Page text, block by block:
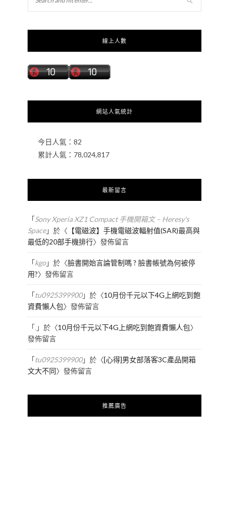
線上人數
網站人氣統計
今日人氣： 82
累計人氣： 78,024,817
最新留言
「Sony Xperia XZ1 Compact 手機開箱文 – Heresy's
Space」於〈 【電磁波】手機電磁波輻射值(SAR)最高與
最低的20部手機排行〉發佈留言
「kgo」於〈臉書開始言論管制嗎 ? 臉書帳號為何被停
用?〉發佈留言
「tu0925399900」於〈10月份千元以下4G上網吃到飽
資費懶人包〉發佈留言
「.」於〈10月份千元以下4G上網吃到飽資費懶人包〉
發佈留言
「tu0925399900」於〈[心得]男女部落客3C產品開箱
文大不同〉發佈留言
推薦廣告